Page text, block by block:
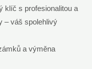
klíč s profesionalitou a
– váš spolehlivý